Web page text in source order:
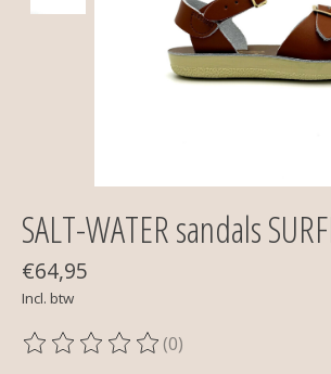
SALT-WATER sandals
€64,95
Incl. btw
De beoordeling van dit product is
(0)